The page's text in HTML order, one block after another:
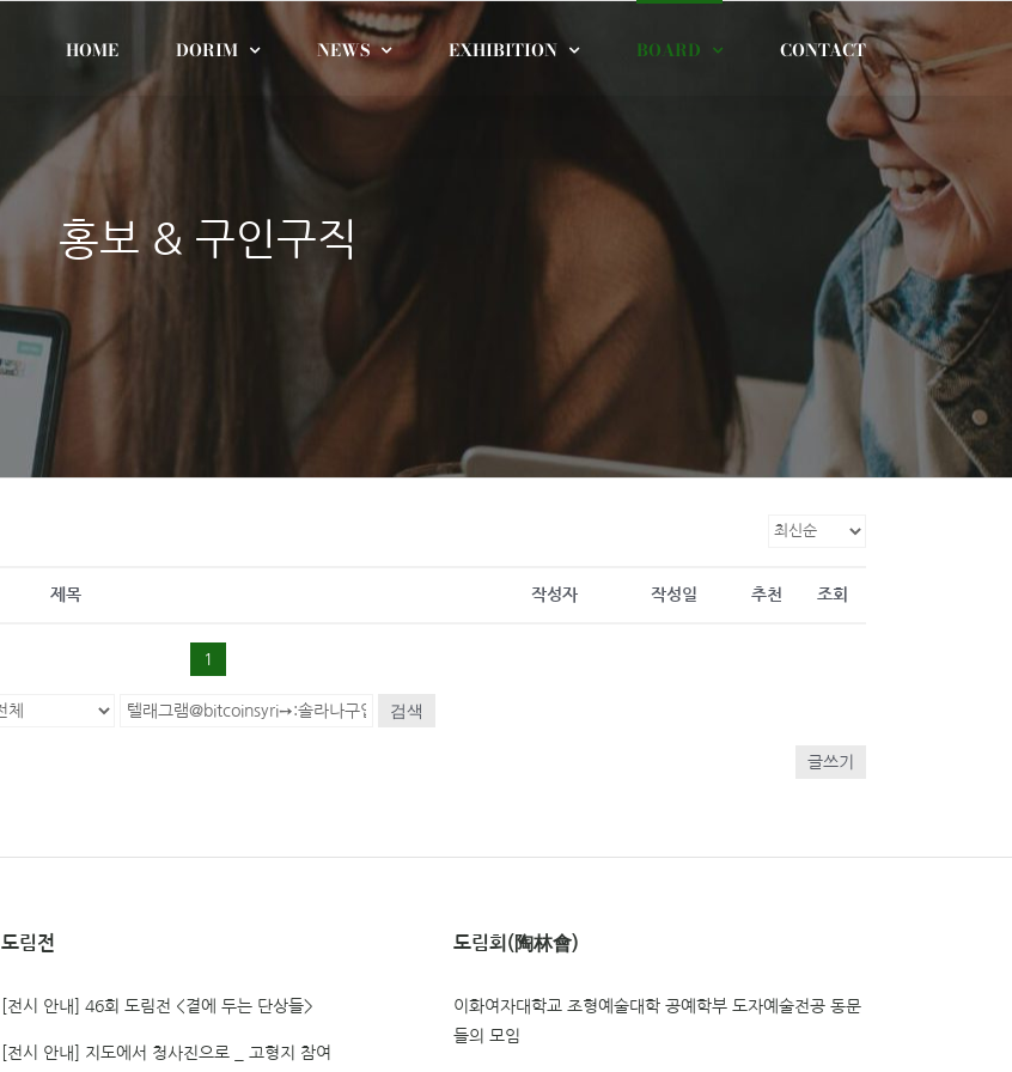
HOME DORIM NEWS EXHIBITION BOARD CONTACT
홍보 & 구인구직
제목 작성자 작성일 추천 조회
1
검색
글쓰기
도림전
[전시 안내] 46회 도림전 <곁에 두는 단상들>
[전시 안내] 지도에서 청사진으로 _ 고형지 참여
도림회(陶林會)
이화여자대학교 조형예술대학 공예학부 도자예술전공 동문
들의 모임